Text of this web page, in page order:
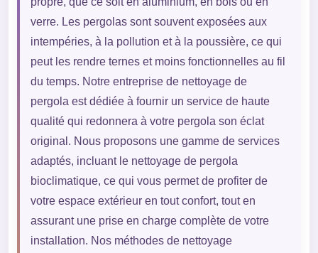
verre. Les pergolas sont souvent exposées aux
intempéries, à la pollution et à la poussière, ce qui
peut les rendre ternes et moins fonctionnelles au fil
du temps. Notre entreprise de nettoyage de
pergola est dédiée à fournir un service de haute
qualité qui redonnera à votre pergola son éclat
original. Nous proposons une gamme de services
adaptés, incluant le nettoyage de pergola
bioclimatique, ce qui vous permet de profiter de
votre espace extérieur en tout confort, tout en
assurant une prise en charge complète de votre
installation. Nos méthodes de nettoyage